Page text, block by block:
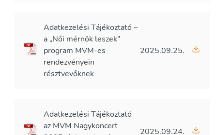
Adatkezelési Tájékoztató –
a „Női mérnök leszek”
program MVM-es
rendezvényein
résztvevőknek
2025.09.25.
Adatkezelési Tájékoztató
az MVM Nagykoncert
2025.09.24.